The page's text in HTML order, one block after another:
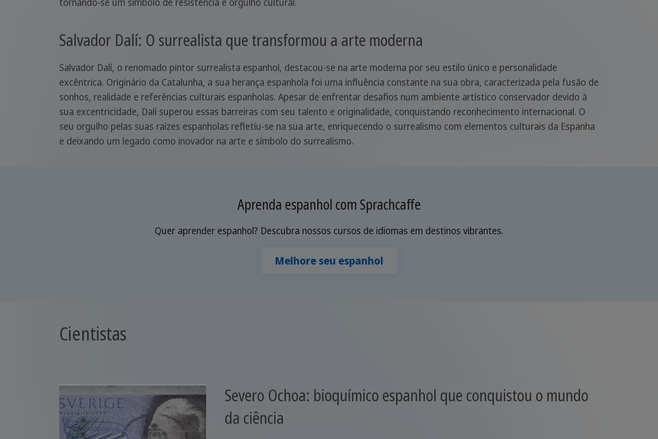
Salvador Dalí: O surrealista que transformou a arte moderna
Salvador Dalí, o renomado pintor surrealista espanhol, destacou-se na arte moderna por seu estilo único e personalidade
excêntrica. Originário da Catalunha, a sua herança espanhola foi uma influência constante na sua obra, caracterizada pela fusão de
sonhos, realidade e referências culturais espanholas. Apesar de enfrentar desafios num ambiente artístico conservador devido à
sua excentricidade, Dalí superou essas barreiras com seu talento e originalidade, conquistando reconhecimento internacional. O
seu orgulho pelas suas raízes espanholas refletiu-se na sua arte, enriquecendo o surrealismo com elementos culturais da Espanha
e deixando um legado como inovador na arte e símbolo do surrealismo.
Aprenda espanhol com Sprachcaffe
Quer aprender espanhol? Descubra nossos cursos de idiomas em destinos vibrantes.
Melhore seu espanhol
Cientistas
Severo Ochoa: bioquímico espanhol que conquistou o mundo
da ciência